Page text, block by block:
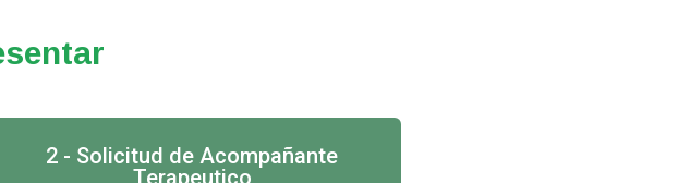
2 - Solicitud de Acompañante
Terapeutico